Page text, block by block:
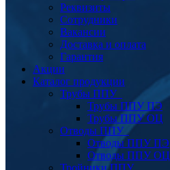
Реквизиты
Сотрудники
Вакансии
Доставка и оплата
Гарантия
Акции
Каталог продукции
Трубы ППУ
Трубы ППУ ПЭ
Трубы ППУ ОЦ
Отводы ППУ
Отводы ППУ ПЭ
Отводы ППУ ОЦ
Тройники ППУ